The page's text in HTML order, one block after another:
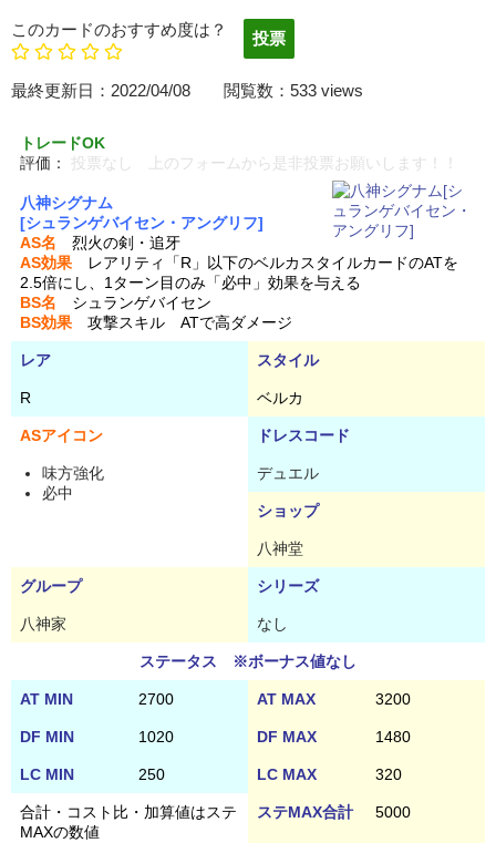
このカードのおすすめ度は？
最終更新日：2022/04/08 閲覧数：533 views
トレードOK
評価：
投票なし 上のフォームから是非投票お願いします！！
八神シグナム
[シュランゲバイセン・アングリフ]
AS名 烈火の剣・追牙
AS効果 レアリティ「R」以下のベルカスタイルカードのATを
2.5倍にし、1ターン目のみ「必中」効果を与える
BS名 シュランゲバイセン
BS効果 攻撃スキル ATで高ダメージ
レア スタイル
R ベルカ
ASアイコン ドレスコード
味方強化
必中
デュエル
ショップ
八神堂
グループ シリーズ
八神家 なし
ステータス ※ボーナス値なし
AT MIN 2700 AT MAX 3200
DF MIN 1020 DF MAX 1480
LC MIN 250 LC MAX 320
合計・コスト比・加算値はステ
MAXの数値
ステMAX合計 5000